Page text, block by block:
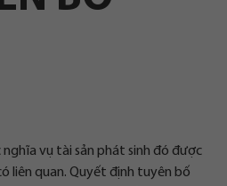
vụ tài sản phát sinh đó được
liên quan. Quyết định tuyên bố